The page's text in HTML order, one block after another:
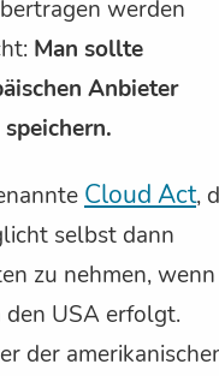
werden
Man sollte
Anbieter
Cloud Act,
selbst dann
zu nehmen, wenn
den USA erfolgt.
der